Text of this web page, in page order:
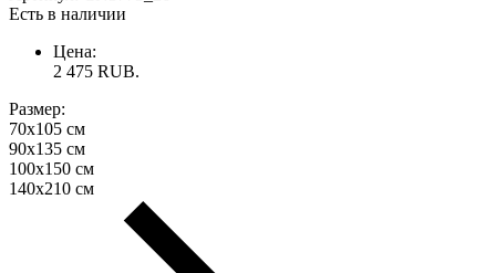
Есть в наличии
Цена:
2 475 RUB.
Размер:
70х105 см
90х135 см
100х150 см
140х210 см